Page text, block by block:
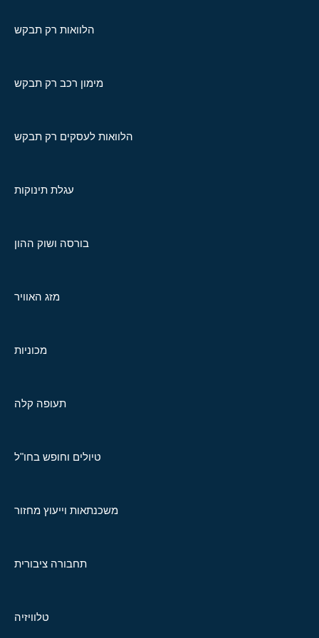
הלוואות רק תבקש
מימון רכב רק תבקש
הלוואות לעסקים רק תבקש
עגלת תינוקות
בורסה ושוק ההון
מזג האוויר
מכוניות
תעופה קלה
טיולים וחופש בחו"ל
משכנתאות וייעוץ מחזור
תחבורה ציבורית
טלוויזיה